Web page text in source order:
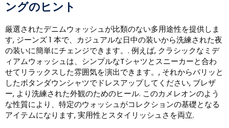
ングのヒント
厳選されたデニムウォッシュが比類のない多用途性を提供しま
す, ジーンズ 1 本で、カジュアルな日中の装いから洗練された夜
の装いに簡単にチェンジできます。. 例えば, クラシックなミデ
ィアムウォッシュは、シンプルなTシャツとスニーカーと合わ
せてリラックスした雰囲気を演出できます。, それからパリッと
したボタンダウンシャツでドレスアップしてください, ブレザ
ー, より洗練された外観のためのヒール. このカメレオンのよう
な性質により、特定のウォッシュがコレクションの基礎となる
アイテムになります, 実用性とスタイリッシュさを両立.